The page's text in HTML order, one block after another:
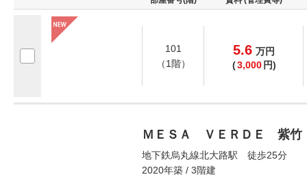
101
（1階）
5.6 万円
(3,000 円)
ＭＥＳＡ ＶＥＲＤＥ 紫竹
地下鉄烏丸線北大路駅 徒歩25分
2020年築 / 3階建